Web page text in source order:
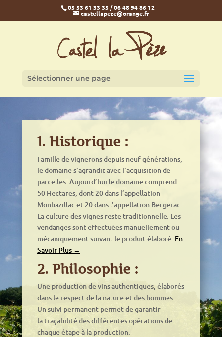
05 53 61 33 35 / 06 48 94 86 12
castellapeze@orange.fr
Sélectionner une page
1. Historique :
Famille de vignerons depuis neuf générations,
le domaine s’agrandit avec l’acquisition de
parcelles. Aujourd’hui le domaine comprend
50 Hectares, dont 20 dans l’appellation
Monbazillac et 20 dans l’appellation Bergerac.
La culture des vignes reste traditionnelle. Les
vendanges sont effectuées manuellement ou
mécaniquement suivant le produit élaboré. En
Savoir Plus →
2. Philosophie :
Une production de vins authentiques, élaborés
dans le respect de la nature et des hommes.
Un suivi permanent permet de garantir
la traçabilité des différentes opérations de
chaque étape à la production.